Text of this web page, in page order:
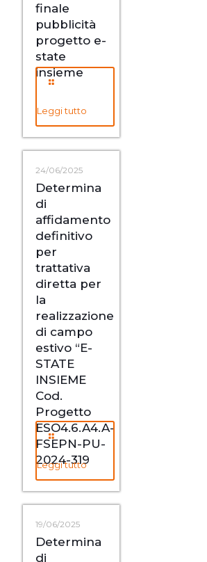
finale
pubblicità
progetto e-
state
insieme
Leggi tutto
24/06/2025
Determina
di
affidamento
definitivo
per
trattativa
diretta per
la
realizzazione
di campo
estivo “E-
STATE
INSIEME
Cod.
Progetto
ESO4.6.A4.A-
FSEPN-PU-
2024-319
Leggi tutto
19/06/2025
Determina
di